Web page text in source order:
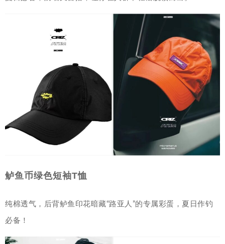
鲈鱼币绿色短袖T恤
纯棉透气，后背鲈鱼印花暗藏“路亚人”的专属彩蛋，夏日作钓
必备！